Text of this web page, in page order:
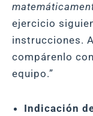
ejercicio
instrucciones.
compárenlo
equipo.”
Indicación